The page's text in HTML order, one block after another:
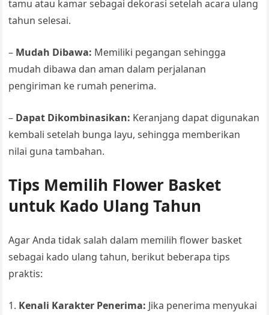
tamu atau kamar sebagai dekorasi setelah acara ulang
tahun selesai.
– Mudah Dibawa: Memiliki pegangan sehingga
mudah dibawa dan aman dalam perjalanan
pengiriman ke rumah penerima.
– Dapat Dikombinasikan: Keranjang dapat digunakan
kembali setelah bunga layu, sehingga memberikan
nilai guna tambahan.
Tips Memilih Flower Basket
untuk Kado Ulang Tahun
Agar Anda tidak salah dalam memilih flower basket
sebagai kado ulang tahun, berikut beberapa tips
praktis:
1. Kenali Karakter Penerima: Jika penerima menyukai